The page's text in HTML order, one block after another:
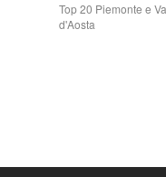
Top 20 Piemonte e
d'Aosta
- Rea n.557643